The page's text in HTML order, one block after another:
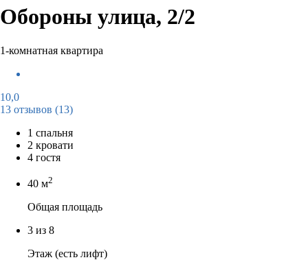
Обороны улица, 2/2
1-комнатная квартира
10,0
13 отзывов (13)
1 спальня
2 кровати
4 гостя
40 м2
Общая площадь
3 из 8
Этаж (есть лифт)